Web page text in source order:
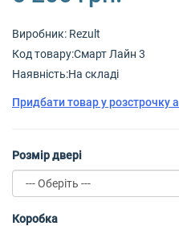
Виробник: Rezult
Код товару:Смарт Лайн 3
Наявність:На складі
Придбати товар у розстрочку
Розмір двері
Коробка